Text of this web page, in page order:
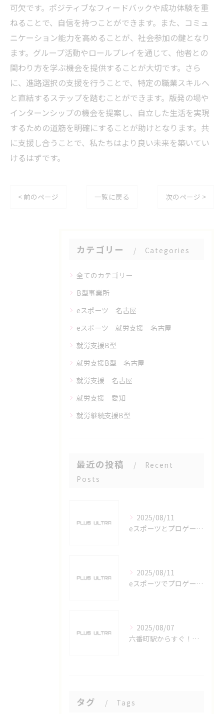
可欠です。ポジティブなフィードバックや成功体験を重
ねることで、自信を持つことができます。また、コミュ
ニケーション能力を高めることが、社会参加の鍵となり
ます。グループ活動やロールプレイを通じて、他者との
関わり方を学ぶ機会を提供することが大切です。さら
に、進路選択の支援を行うことで、特定の職業スキルへ
と直結するステップを踏むことができます。版発の場や
インターンシップの機会を提案し、自立した生活を実現
するための道筋を明確にすることが助けとなります。共
に支援し合うことで、私たちはより良い未来を築いてい
けるはずです。
< 前のページ 一覧に戻る 次のページ >
カテゴリー Categories
全てのカテゴリー
B型事業所
eスポーツ 名古屋
eスポーツ 就労支援 名古屋
就労支援B型
就労支援B型 名古屋
就労支援 名古屋
就労支援 愛知
就労継続支援B型
最近の投稿
Recent
Posts
2025/08/11
eスポーツとプロゲーマーを六番町駅で目指すための実践ガイド
2025/08/11
eスポーツでプロゲーマーを目指す愛知県名古屋市の最新キャリアガイド
2025/08/07
六番町駅からすぐ！名古屋のeスポーツ施設で快適なプレイ環境を確保
タグ Tags